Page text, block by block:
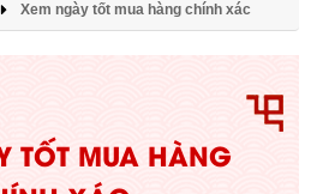
Xem ngày tốt mua hàng chính xác
TỐT MUA HÀNG